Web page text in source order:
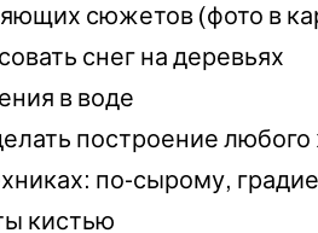
сюжетов (фото в
снег на деревьях
в воде
построение
по-сырому,
кистью